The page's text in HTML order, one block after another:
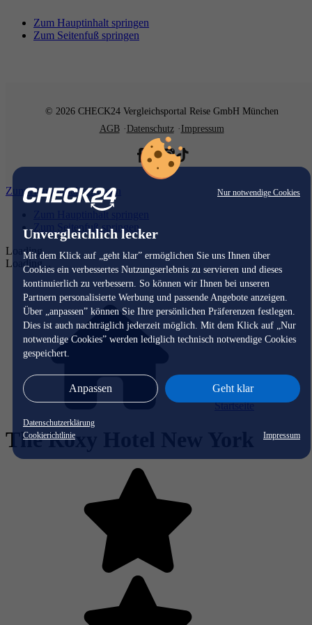
Nur notwendige Cookies
Unvergleichlich lecker
Mit dem Klick auf „geht klar” ermöglichen Sie uns Ihnen über
Cookies ein verbessertes Nutzungserlebnis zu servieren und dieses
kontinuierlich zu verbessern. So können wir Ihnen bei unseren
Partnern personalisierte Werbung und passende Angebote anzeigen.
Über „anpassen” können Sie Ihre persönlichen Präferenzen festlegen.
Dies ist auch nachträglich jederzeit möglich. Mit dem Klick auf „Nur
notwendige Cookies” werden lediglich technisch notwendige Cookies
gespeichert.
Anpassen Geht klar
Datenschutzerklärung
Cookierichtlinie
Impressum
Zum Hauptinhalt springen
Zum Seitenfuß springen
© 2026 CHECK24 Vergleichsportal Reise GmbH München
AGB
Datenschutz Impressum
Zum Hauptinhalt springen
Zum Hauptinhalt springen
Zum Seitenfuß springen
Loading...
Loading...
Startseite
The Roxy Hotel New York